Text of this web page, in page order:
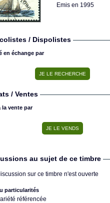
Emis en 1995
/ Dispolistes
en échange par
/ Ventes
la vente par
au sujet de ce timbre
sur ce timbre n'est ouverte
particularités
référencée